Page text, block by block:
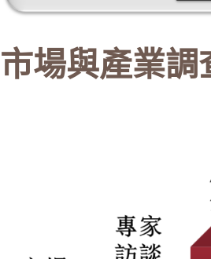
市場與產業調